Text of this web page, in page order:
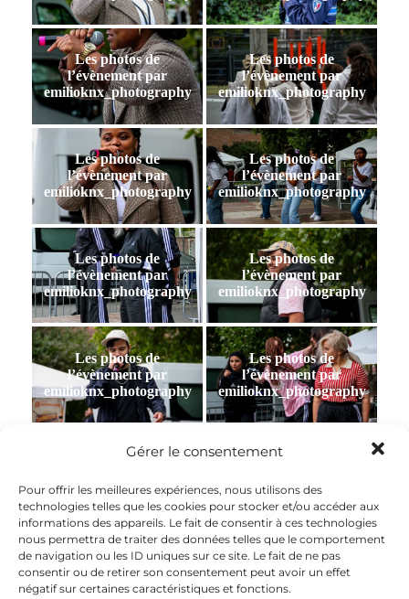
Gérer le consentement
Pour offrir les meilleures expériences, nous utilisons des
technologies telles que les cookies pour stocker et/ou accéder aux
informations des appareils. Le fait de consentir à ces technologies
nous permettra de traiter des données telles que le comportement
de navigation ou les ID uniques sur ce site. Le fait de ne pas
consentir ou de retirer son consentement peut avoir un effet
négatif sur certaines caractéristiques et fonctions.
Les photos de
l’évènement par
emilioknx_photography
Les photos de
l’évènement par
emilioknx_photography
Les photos de
l’évènement par
emilioknx_photography
Les photos de
l’évènement par
emilioknx_photography
Les photos de
l’évènement par
emilioknx_photography
Les photos de
l’évènement par
emilioknx_photography
Les photos de
l’évènement par
emilioknx_photography
Les photos de
l’évènement par
emilioknx_photography
Les photos de
emilioknx_photography
Les photos de
emilioknx_photography
Les photos de
l’évènement par
emilioknx_photography
Les photos de
l’évènement par
emilioknx_photography